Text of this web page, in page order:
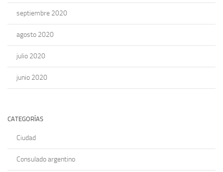
septiembre 2020
agosto 2020
julio 2020
junio 2020
CATEGORÍAS
Ciudad
Consulado argentino